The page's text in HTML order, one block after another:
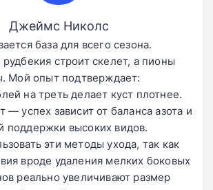
Джеймс Николс
база для всего сезона.
строит скелет, а пионы
Мой опыт подтверждает:
на треть делает куст плотнее.
— успех зависит от баланса азота и
поддержки высоких видов.
эти методы ухода, так как
вроде удаления мелких боковых
реально увеличивают размер